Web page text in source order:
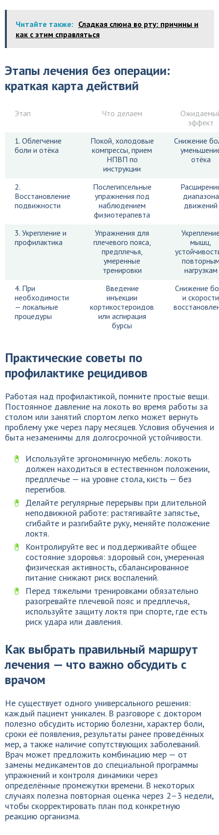
Читайте также: Сладкая слюна во рту: причины и
как с этим справляться
Этапы лечения без операции:
краткая карта действий
Этап Что делаем
эффект
1. Облегчение
боли и отёка
Покой, холодовые
компрессы, прием
НПВП по
инструкции
Снижение
отёка
2.
Восстановление
подвижности
Послегипсельные
упражнения под
наблюдением
физиотерапевта
диапазона
движений
3. Укрепление и
профилактика
Упражнения для
плечевого пояса,
предплечья,
умеренные
тренировки
мышц,
нагрузкам
4. При
необходимости
— локальные
процедуры
Введение
инъекции
кортикостероидов
или аспирация
бурсы
Снижение
и скорости
Практические советы по
профилактике рецидивов
Работая над профилактикой, помните простые вещи.
Постоянное давление на локоть во время работы за
столом или занятий спортом легко может вернуть
проблему уже через пару месяцев. Условия обучения и
быта незаменимы для долгосрочной устойчивости.
Используйте эргономичную мебель: локоть
должен находиться в естественном положении,
предплечье — на уровне стола, кисть — без
перегибов.
Делайте регулярные перерывы при длительной
неподвижной работе: растягивайте запястье,
сгибайте и разгибайте руку, меняйте положение
локтя.
Контролируйте вес и поддерживайте общее
состояние здоровья: здоровый сон, умеренная
физическая активность, сбалансированное
питание снижают риск воспалений.
Перед тяжелыми тренировками обязательно
разогревайте плечевой пояс и предплечья,
используйте защиту локтя при спорте, где есть
риск удара или давления.
Как выбрать правильный маршрут
лечения — что важно обсудить с
врачом
Не существует одного универсального решения:
каждый пациент уникален. В разговоре с доктором
полезно обсудить историю болезни, характер боли,
сроки её появления, результаты ранее проведённых
мер, а также наличие сопутствующих заболеваний.
Врач может предложить комбинацию мер — от
замены медикаментов до специальной программы
упражнений и контроля динамики через
определённые промежутки времени. В некоторых
случаях полезна повторная оценка через 2–3 недели,
чтобы скорректировать план под конкретную
реакцию организма.